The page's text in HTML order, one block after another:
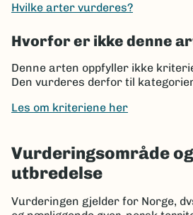
Hvilke arter vurderes?
Hvorfor er ikke denne
Denne arten oppfyller ikke
Den vurderes derfor til
Les om kriteriene her
Vurderingsområde
utbredelse
Vurderingen gjelder for Norge,